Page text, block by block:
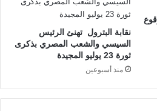
نقابة البترول تهنئ الرئيس
السيسي والشعب المصري بذكرى
ثورة 23 يوليو المجيدة
منذ أسبوعين